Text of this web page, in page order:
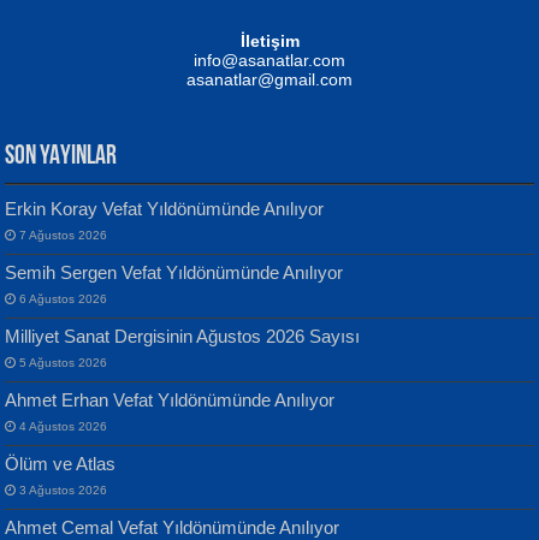
MUSTAFA KELOĞLU
Yarına İz Bırakmak...
ATİLLA ÖZEN
Sultan Olmadan Önce Eyüp...
Yılmaz Ekinci
Geceye Söylenen...
Banu Sancak
Defterimden İçeri...
İletişim
info@asanatlar.com
asanatlar@gmail.com
SON YAYINLAR
Erkin Koray Vefat Yıldönümünde Anılıyor
7 Ağustos 2026
Semih Sergen Vefat Yıldönümünde Anılıyor
6 Ağustos 2026
Milliyet Sanat Dergisinin Ağustos 2026 Sayısı
5 Ağustos 2026
Ahmet Erhan Vefat Yıldönümünde Anılıyor
4 Ağustos 2026
Ölüm ve Atlas
3 Ağustos 2026
Ahmet Cemal Vefat Yıldönümünde Anılıyor